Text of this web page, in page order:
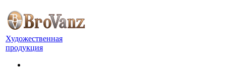
Художественная
продукция